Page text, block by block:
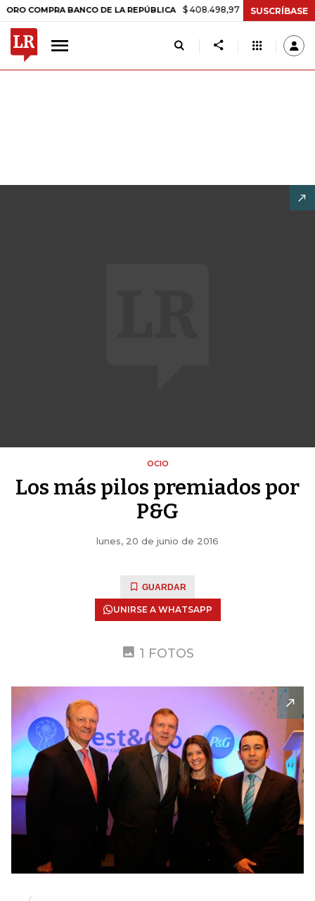
COMPRA BANCO DE LA REPÚBLICA $ 408.498,97 +$ 8.753,81 +2,19%
SUSCRÍBASE
OCIO
Los más pilos premiados por
P&G
lunes, 20 de junio de 2016
GUARDAR
UNIRSE A WHATSAPP
1 FOTOS